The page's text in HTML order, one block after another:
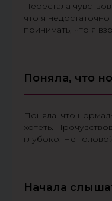
Перестала
что я недостаточно
принимать, что я
Поняла, что
Поняла, что
хотеть.
глубоко. Не
Начала